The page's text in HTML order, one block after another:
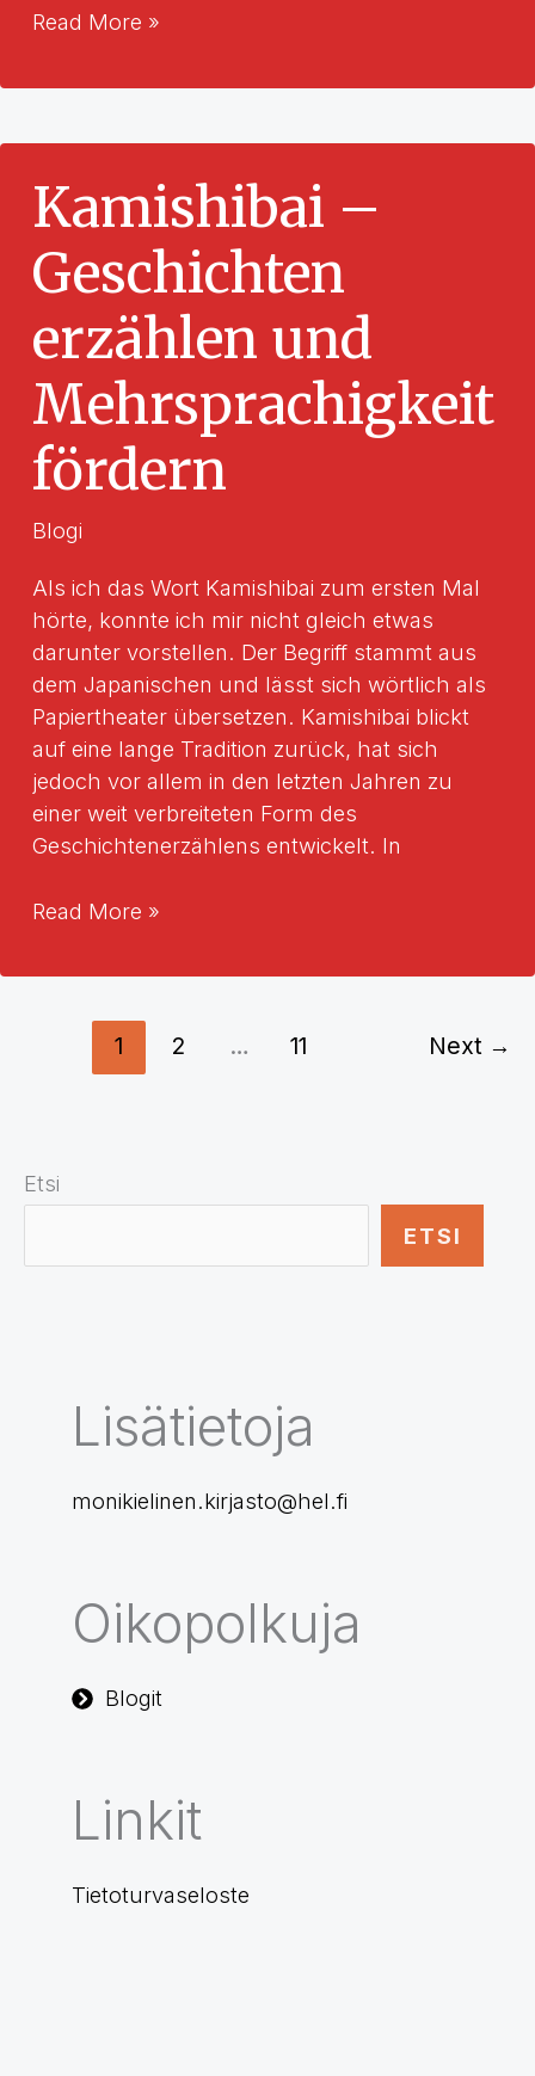
Kamishibai
tarinankerrontaa
monikielisyyden
edistämistä
Read More »
Kamishibai –
Geschichten
erzählen und
Mehrsprachigkeit
fördern
Blogi
Als ich das Wort Kamishibai zum ersten Mal
hörte, konnte ich mir nicht gleich etwas
darunter vorstellen. Der Begriff stammt aus
dem Japanischen und lässt sich wörtlich als
Papiertheater übersetzen. Kamishibai blickt
auf eine lange Tradition zurück, hat sich
jedoch vor allem in den letzten Jahren zu
einer weit verbreiteten Form des
Geschichtenerzählens entwickelt. In
Kamishibai
Geschichten
Mehrsprachigkeit
Read More »
1 2 … 11 Next →
Etsi
ETSI
Lisätietoja
monikielinen.kirjasto@hel.fi
Oikopolkuja
Blogit
Linkit
Tietoturvaseloste